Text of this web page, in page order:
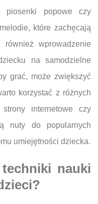
piosenki popowe czy
które zachęcają
wprowadzenie
na samodzielne
grać, może zwiększyć
korzystać z różnych
internetowe czy
nuty do popularnych
umiejętności dziecka.
nauki